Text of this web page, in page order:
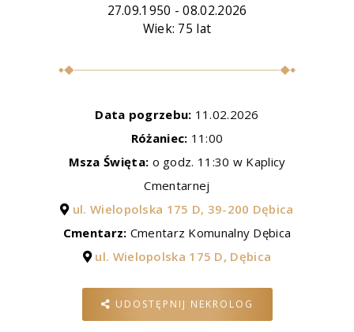
27.09.1950 - 08.02.2026
Wiek: 75 lat
Data pogrzebu: 11.02.2026
Różaniec: 11:00
Msza Święta: o godz. 11:30 w Kaplicy
Cmentarnej
ul. Wielopolska 175 D, 39-200 Dębica
Cmentarz: Cmentarz Komunalny Dębica
ul. Wielopolska 175 D, Dębica
UDOSTĘPNIJ NEKROLOG